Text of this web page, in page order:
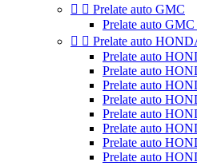
  Prelate auto GMC
Prelate auto GMC
  Prelate auto
Prelate auto
Prelate auto
Prelate auto
Prelate auto
Prelate auto
Prelate auto
Prelate auto
Prelate auto